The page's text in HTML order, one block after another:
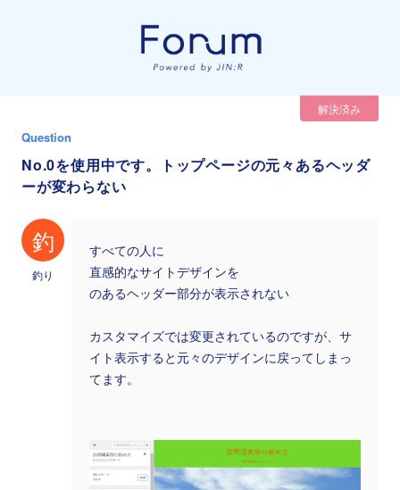
解決済み
Question
No.0を使用中です。トップページの元々あるヘッダ
ーが変わらない
釣
釣り
すべての人に
直感的なサイトデザインを
のあるヘッダー部分が表示されない
カスタマイズでは変更されているのですが、サ
イト表示すると元々のデザインに戻ってしまっ
てます。